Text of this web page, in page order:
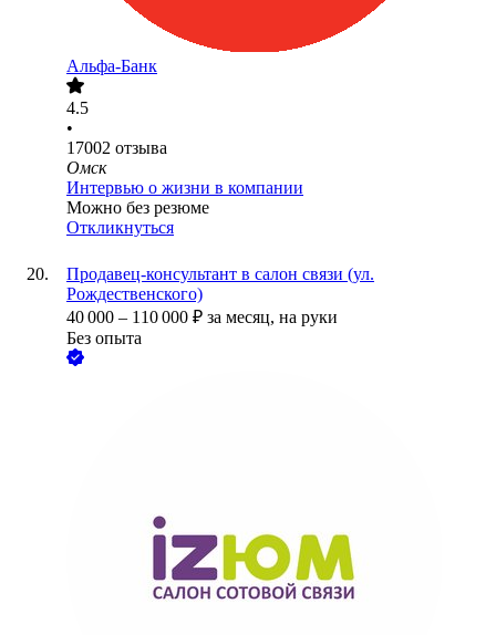
Альфа-Банк
4.5
•
17002 отзыва
Омск
Интервью о жизни в компании
Можно без резюме
Откликнуться
Продавец-консультант в салон связи (ул.
Рождественского)
40 000 – 110 000 ₽ за месяц, на руки
Без опыта